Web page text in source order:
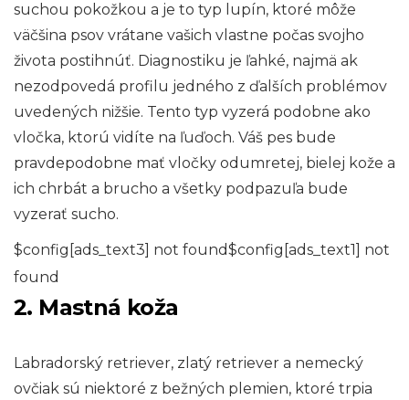
suchou pokožkou a je to typ lupín, ktoré môže
väčšina psov vrátane vašich vlastne počas svojho
života postihnúť. Diagnostiku je ľahké, najmä ak
nezodpovedá profilu jedného z ďalších problémov
uvedených nižšie. Tento typ vyzerá podobne ako
vločka, ktorú vidíte na ľuďoch. Váš pes bude
pravdepodobne mať vločky odumretej, bielej kože a
ich chrbát a brucho a všetky podpazuľa bude
vyzerať sucho.
$config[ads_text3] not found$config[ads_text1] not
found
2. Mastná koža
Labradorský retriever, zlatý retriever a nemecký
ovčiak sú niektoré z bežných plemien, ktoré trpia